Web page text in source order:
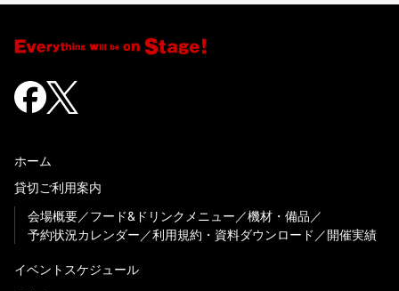
ホーム
貸切ご利用案内
会場概要
フード&ドリンクメニュー
機材・備品
予約状況カレンダー
利用規約・資料ダウンロード 開催実績
イベントスケジュール